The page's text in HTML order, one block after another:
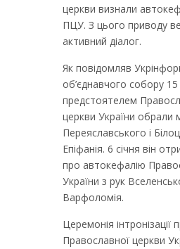
церкви визнали
ПЦУ. З цього приводу
активний діалог.
Як повідомляв
об’єднавчого собору 15
предстоятелем
церкви України обрали
Переяславського і
Епіфанія. 6 січня він
про автокефалію
України з рук
Варфоломія.
Церемонія інтронізації
Православної церкви